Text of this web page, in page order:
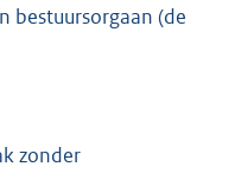
bestuursorgaan (de
zonder